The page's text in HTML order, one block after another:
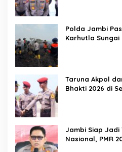
Polda Jambi
Karhutla Sungai
Taruna Akpol
Bhakti 2026 di
Jambi Siap Jadi
Nasional, PMR